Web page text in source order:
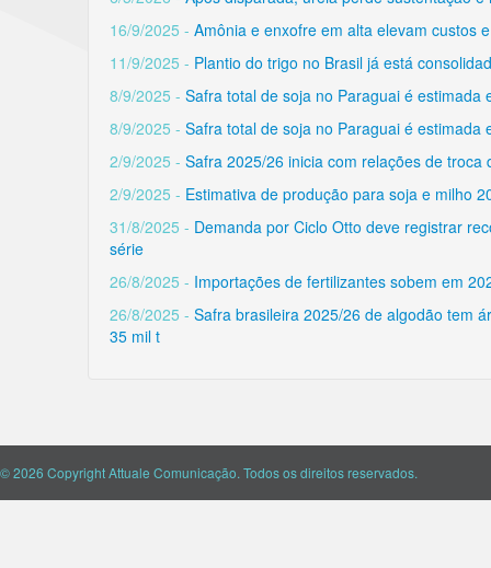
16/9/2025 - Amônia e enxofre em alta elevam custos
11/9/2025 - Plantio do trigo no Brasil já está
8/9/2025 - Safra total de soja no Paraguai é
8/9/2025 - Safra total de soja no Paraguai é
2/9/2025 - Safra 2025/26 inicia com relações de
2/9/2025 - Estimativa de produção para soja e milho
31/8/2025 - Demanda por Ciclo Otto deve registrar
série
26/8/2025 - Importações de fertilizantes sobem em
26/8/2025 - Safra brasileira 2025/26 de algodão tem
35 mil t
© 2026 Copyright Attuale Comunicação. Todos os direitos reservados.